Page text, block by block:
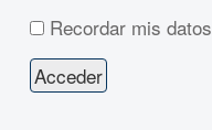
Recordar mis datos